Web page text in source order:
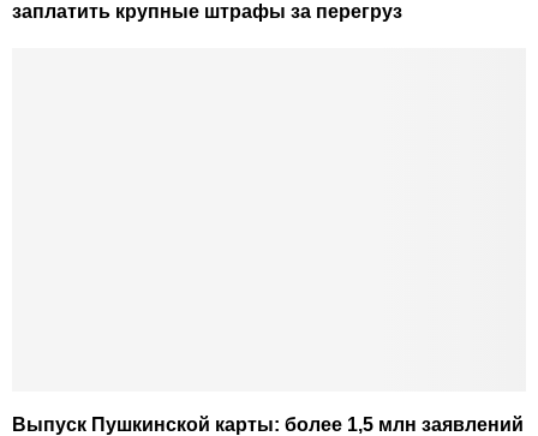
заплатить крупные штрафы за перегруз
Выпуск Пушкинской карты: более 1,5 млн заявлений